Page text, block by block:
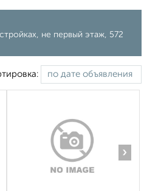
не первый этаж, 572
›